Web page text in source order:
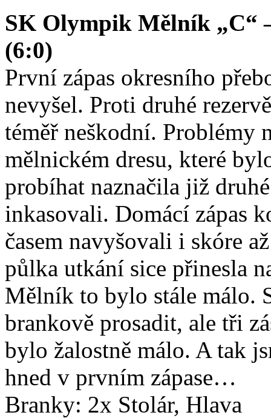
SK Olympik Mělník „C“
(6:0)
První zápas okresního
nevyšel. Proti druhé
téměř neškodní. Problémy
mělnickém dresu, které
probíhat naznačila již
inkasovali. Domácí zápas
časem navyšovali i skóre
půlka utkání sice přinesla
Mělník to bylo stále málo.
brankově prosadit, ale tři
bylo žalostně málo. A tak
hned v prvním zápase…
Branky: 2x Stolár, Hlava